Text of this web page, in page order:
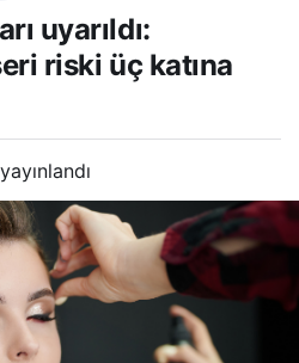
katına çıkıyor
uyarıldı:
riski üç katına
yayınlandı